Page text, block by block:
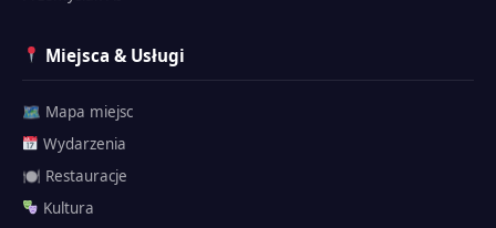
Miejsca & Usługi
🗺 Mapa miejsc
Wydarzenia
🍽 Restauracje
Kultura